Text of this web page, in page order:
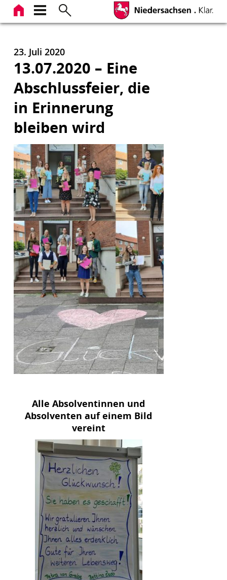
Zum
Inhalt
23. Juli 2020
13.07.2020 – Eine
Abschlussfeier, die
in Erinnerung
bleiben wird
Alle Absolventinnen und
Absolventen auf einem Bild
vereint